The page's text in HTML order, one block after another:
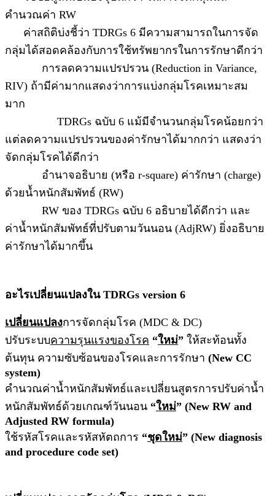
คำนวณค่า RW
ค่าสถิติบ่งชี้ว่า TDRGs 6 มีความสามารถในการจัด
กลุ่มได้สอดคล้องกับการใช้ทรัพยากรในการรักษาดีกว่า
การลดความแปรปรวน (Reduction in Variance,
RIV) ถ้ามีค่ามากแสดงว่าการแบ่งกลุ่มโรคเหมาะสม
มาก
TDRGs ฉบับ 6 แม้มีจำนวนกลุ่มโรคน้อยกว่า
แต่ลดความแปรปรวนของค่ารักษาได้มากกว่า แสดงว่า
จัดกลุ่มโรคได้ดีกว่า
อำนาจอธิบาย (หรือ r-square) ค่ารักษา (charge)
ด้วยน้ำหนักสัมพัทธ์ (RW)
RW ของ TDRGs ฉบับ 6 อธิบายได้ดีกว่า และ
ค่าน้ำหนักสัมพัทธ์ที่ปรับตามวันนอน (AdjRW) ยิ่งอธิบาย
ค่ารักษาได้มากขึ้น
อะไรเปลี่ยนแปลงใน TDRGs version 6
เปลี่ยนแปลงการจัดกลุ่มโรค (MDC & DC)
ปรับระบบความรุนแรงของโรค “ใหม่” ให้สะท้อนทั้ง
ต้นทุน ความซับซ้อนของโรคและการรักษา (New CC
system)
คำนวณค่าน้ำหนักสัมพัทธ์และเปลี่ยนสูตรการปรับค่าน้ำ
หนักสัมพัทธ์ด้วยเกณฑ์วันนอน “ใหม่” (New RW and
Adjusted RW formula)
ใช้รหัสโรคและรหัสหัตถการ “ชุดใหม่” (New diagnosis
and procedure code set)